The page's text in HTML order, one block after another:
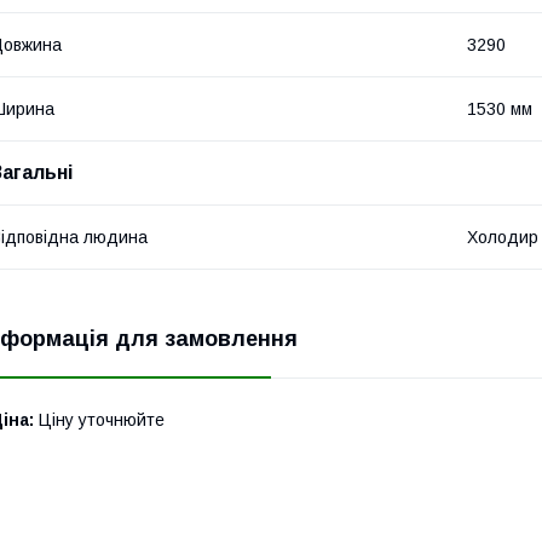
3290
1530 мм
людина Холодир
для замовлення
Ціну уточнюйте